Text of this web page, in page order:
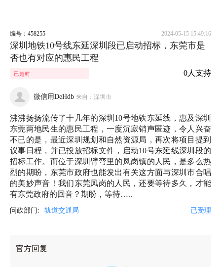
编号：458255 2024-05-15 15:49:16
深圳地铁10号线东延深圳段已启动招标，东莞市是
否也有对应的惠民工程
已超时 0人支持
微信用DeHdb 来自：深圳市
沸沸扬扬流传了十几年的深圳10号地铁东延线，惠及深圳
东莞两地民生的惠民工程，一度沉寂销声匿迹，令人兴奋
不已的是，最近深圳规划和自然资源局，再次将项目提到
议事日程，并已投放招标文件，启动10号东延线深圳段的
招标工作。而位于深圳臂弯里的凤岗镇的人民，是多么热
烈的期盼，东莞市政府也能发出有关这方面与深圳市合唱
的美妙声音！我们东莞凤岗的人民，还要等待多久，才能
有东莞政府的回音？期盼，等待…..
问政部门: 轨道交通局 已受理
官方回复